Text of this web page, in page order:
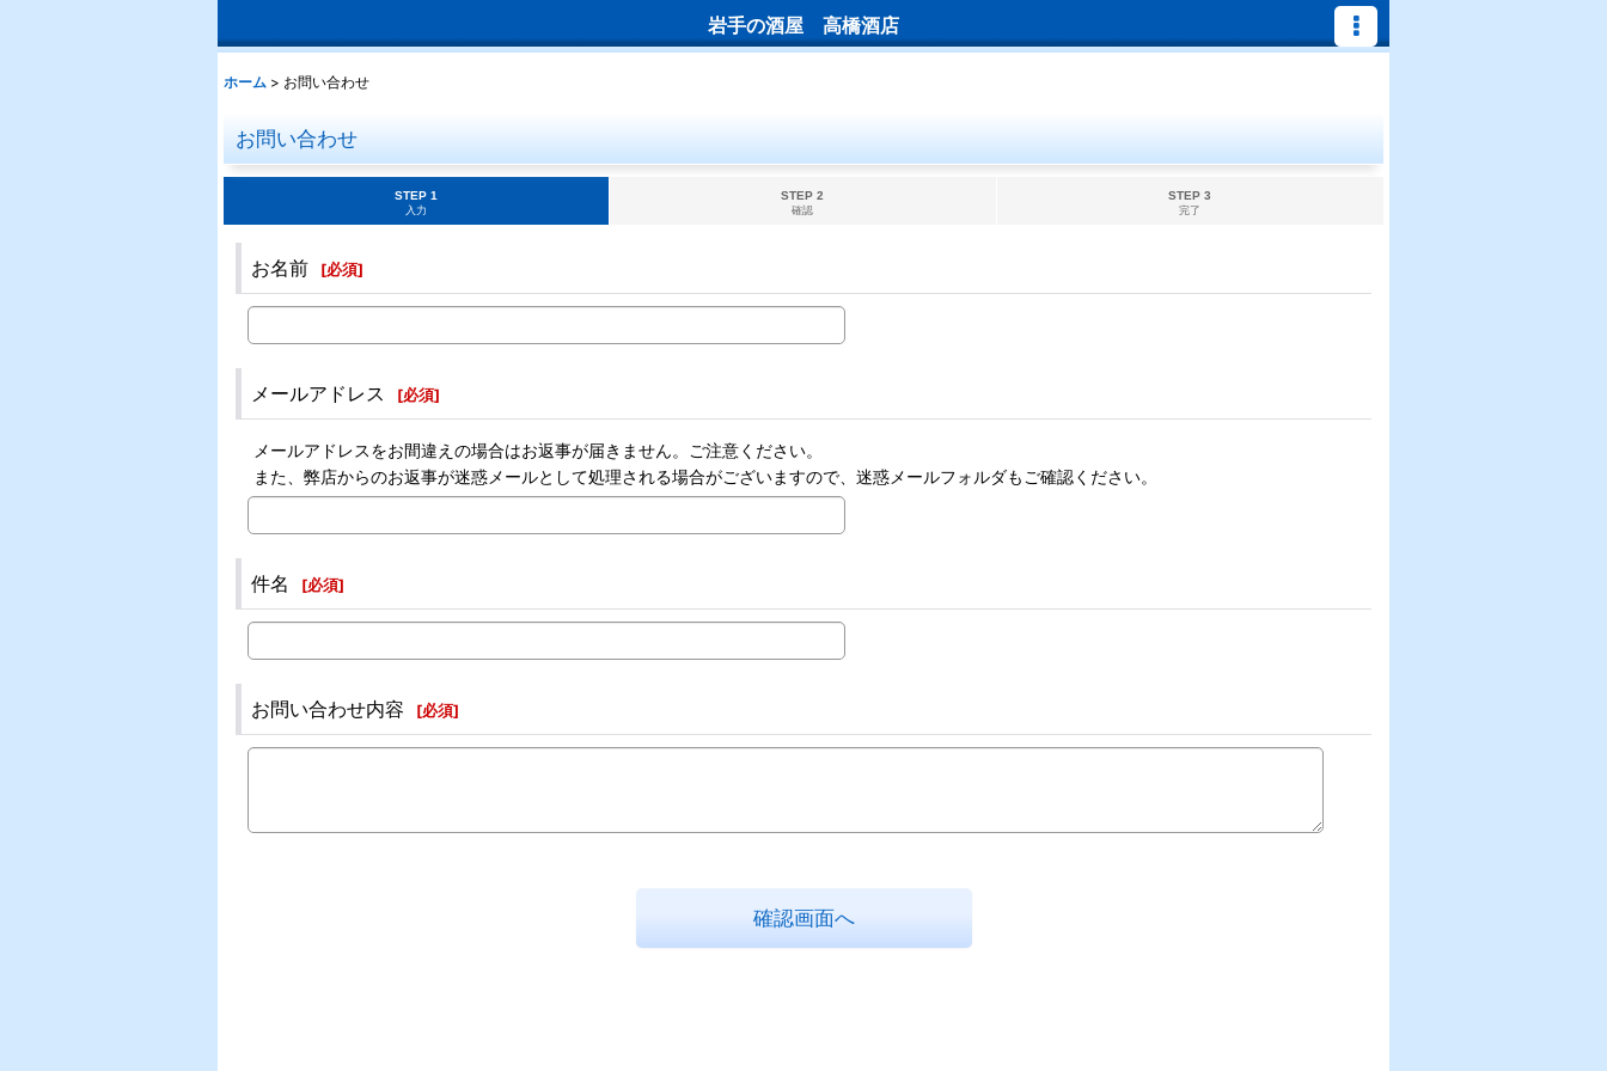
岩手の酒屋 高橋酒店
ホーム > お問い合わせ
お問い合わせ
STEP 1
入力
STEP 2
確認
STEP 3
完了
お名前 [必須]
メールアドレス [必須]
メールアドレスをお間違えの場合はお返事が届きません。ご注意ください。
また、弊店からのお返事が迷惑メールとして処理される場合がございますので、迷惑メールフォルダもご確認ください。
件名 [必須]
お問い合わせ内容 [必須]
確認画面へ